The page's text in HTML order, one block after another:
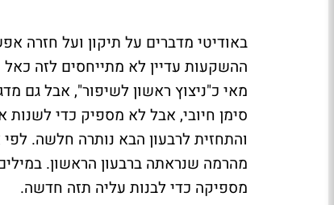
באודיטי מדברים על תיקון ועל חזרה
ההשקעות עדיין לא מתייחסים לזה
סימן חיובי, אבל לא מספיק כדי
מהרמה שנראתה ברבעון הראשון.
מספיקה כדי לבנות עליה תזה חדשה.